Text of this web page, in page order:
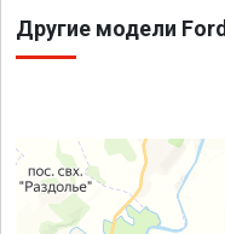
Другие модели Ford